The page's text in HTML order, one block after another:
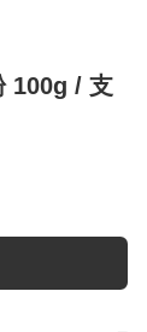
100g / 支